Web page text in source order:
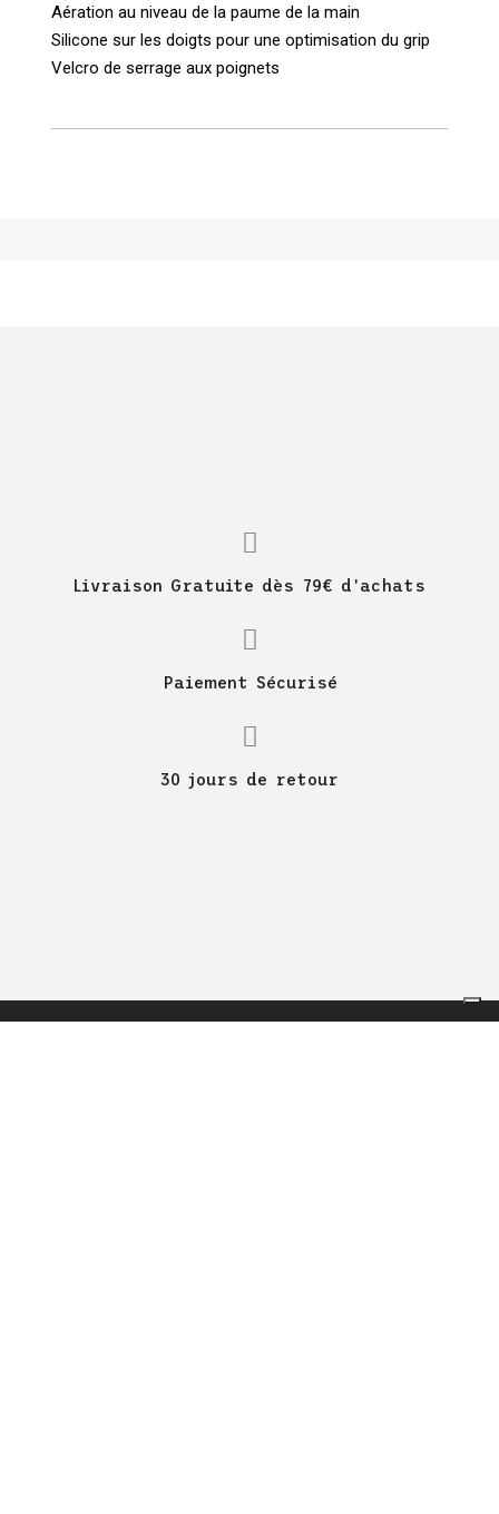
Aération au niveau de la paume de la main
Silicone sur les doigts pour une optimisation du grip
Velcro de serrage aux poignets
Livraison Gratuite dès 79€ d'achats
Paiement Sécurisé
30 jours de retour